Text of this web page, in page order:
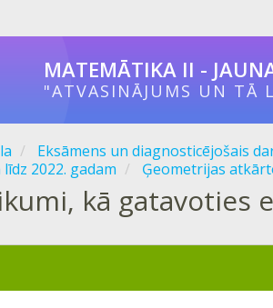
MATEMĀTIKA II -
"ATVASINĀJUMS UN TĀ
Eksāmens un diagnosticējošais
2022. gadam
Ģeometrijas
kā gatavoties